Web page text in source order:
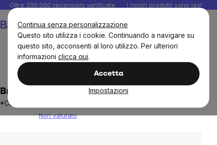
Continua senza personalizzazione
Questo sito utilizza i cookie. Continuando a navigare su
questo sito, acconsenti al loro utilizzo. Per ulteriori
informazioni clicca qui.
Accetta
Impostazioni
Salta
contenuto
Oltre 200.000 recensioni verificate I nostri prodotti sono testati
Brainmax Pure Tè, caffè e cacao Cacao
BrainMax Pure® Cacao Crudo 12, BIO, 1kg
*Certificato CZ-BIO-001
Non valutato